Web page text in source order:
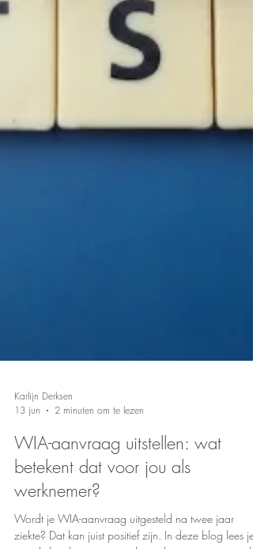
Karlijn Derksen
13 jun
2 minuten om te lezen
WIA-aanvraag uitstellen: wat